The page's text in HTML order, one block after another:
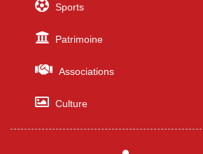
Sports
Patrimoine
Associations
Culture